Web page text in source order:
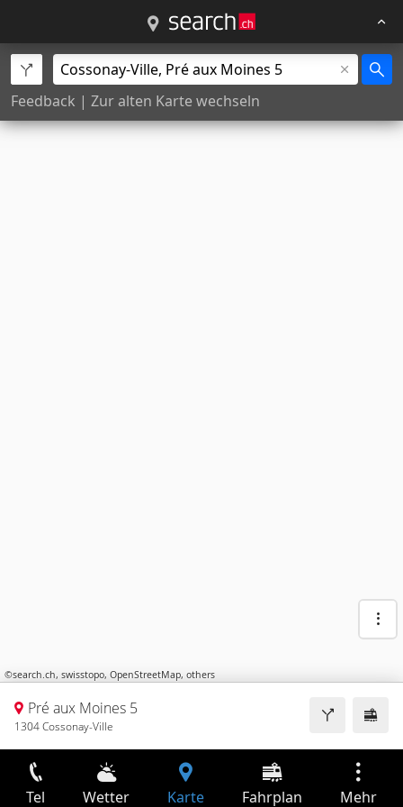
Feedback | Zur alten Karte wechseln
©search.ch, swisstopo, OpenStreetMap, others
Pré aux Moines 5
1304 Cossonay-Ville
Tel Wetter Karte Fahrplan Mehr